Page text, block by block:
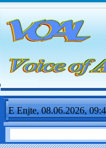
E Enjte, 08.06.2026,